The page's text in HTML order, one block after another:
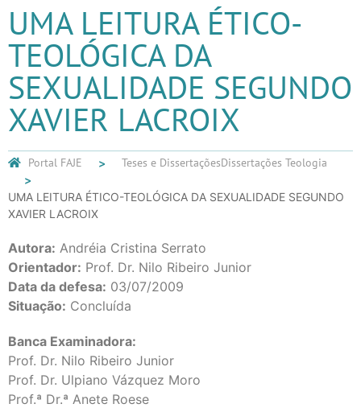
UMA LEITURA ÉTICO-
TEOLÓGICA DA
SEXUALIDADE SEGUNDO
XAVIER LACROIX
Portal FAJE Teses e DissertaçõesDissertações Teologia
UMA LEITURA ÉTICO-TEOLÓGICA DA SEXUALIDADE SEGUNDO
XAVIER LACROIX
Autora: Andréia Cristina Serrato
Orientador: Prof. Dr. Nilo Ribeiro Junior
Data da defesa: 03/07/2009
Situação: Concluída
Banca Examinadora:
Prof. Dr. Nilo Ribeiro Junior
Prof. Dr. Ulpiano Vázquez Moro
Prof.ª Dr.ª Anete Roese